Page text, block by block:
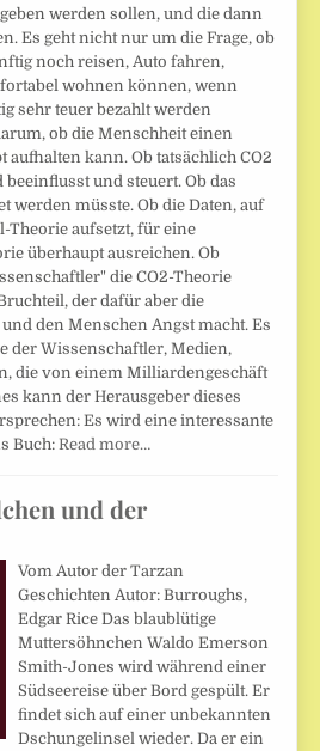
werden sollen, und die dann
Es geht nicht nur um die Frage, ob
noch reisen, Auto fahren,
wohnen können, wenn
sehr teuer bezahlt werden
ob die Menschheit einen
aufhalten kann. Ob tatsächlich CO2
und steuert. Ob das
werden müsste. Ob die Daten, auf
Theorie aufsetzt, für eine
überhaupt ausreichen. Ob
die CO2-Theorie
der dafür aber die
den Menschen Angst macht. Es
der Wissenschaftler, Medien,
die von einem Milliardengeschäft
kann der Herausgeber dieses
Es wird eine interessante
Buch: Read more…
und der
Vom Autor der Tarzan
Geschichten Autor: Burroughs,
Edgar Rice Das blaublütige
Muttersöhnchen Waldo Emerson
Smith-Jones wird während einer
Südseereise über Bord gespült. Er
findet sich auf einer unbekannten
Dschungelinsel wieder. Da er ein